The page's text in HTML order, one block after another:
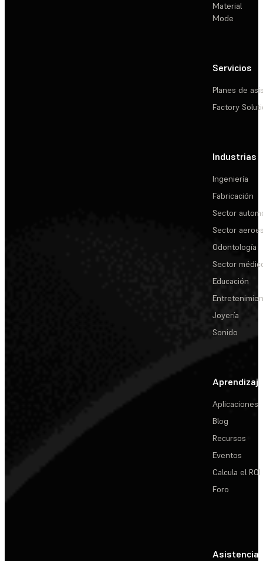
Material
Mode
Servicios
Planes de
Factory
Industrias
Ingeniería
Fabricación
Sector
Sector
Odontología
Sector
Educación
Joyería
Sonido
Aprendizaje
Aplicaciones
Blog
Recursos
Eventos
Calcula el ROI
Foro
Asistencia